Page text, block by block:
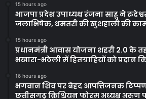
15 hours ago
भाजपा प्रदेश उपाध्यक्ष रंजना साहू ने
जलाभिषेक, धमतरी की खुशहाली की
15 hours ago
प्रधानमंत्री आवास योजना शहरी 2.0 के
भखारा-भठेली में हितग्राहियों को प्रदान
16 hours ago
भगवान शिव पर बेहद आपत्तिजनक
छत्तीसगढ़ क्रिश्चियन फोरम अध्यक्ष अरुण